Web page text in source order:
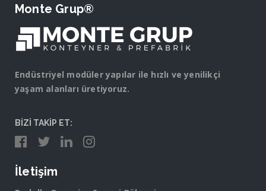
Monte Grup®
Endüstriyel modüler yapılar ile hızlı ve yenilikçi
yaşam alanları üretiyoruz.
BİZİ TAKİP ET:
İletişim